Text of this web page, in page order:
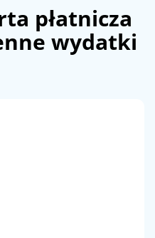
płatnicza
wydatki